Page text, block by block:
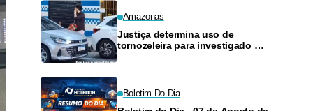
Amazonas
Justiça determina uso de
tornozeleira para investigado por
Boletim Do Dia